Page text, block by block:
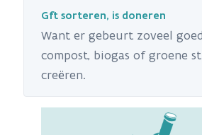
Gft sorteren, is doneren
Want er gebeurt zoveel
compost, biogas of groene
creëren.